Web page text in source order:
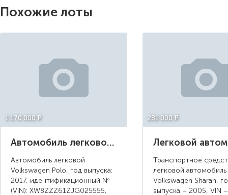
Похожие лоты
1 170 000 ¤
Автомобиль легковой Volkswagen Polo, год выпуска: 2017, цвет: белый
Автомобиль легковой
Volkswagen Polo, год выпуска:
2017, идентификационный №
(VIN): XW8ZZZ61ZJG025555,
281 000 ¤
Транспортное
легковой
Volkswagen Sharan,
выпуска – 2005, VIN –